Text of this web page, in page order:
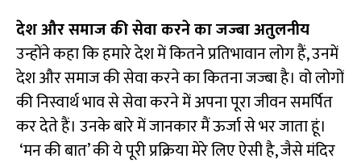
देश और समाज की सेवा करने का जज्बा अतुलनीय
उन्होंने कहा कि हमारे देश में कितने प्रतिभावान लोग हैं, उनमें
देश और समाज की सेवा करने का कितना जज्बा है। वो लोगों
की निस्वार्थ भाव से सेवा करने में अपना पूरा जीवन समर्पित
कर देते हैं। उनके बारे में जानकार मैं ऊर्जा से भर जाता हूं।
‘मन की बात’ की ये पूरी प्रक्रिया मेरे लिए ऐसी है, जैसे मंदिर